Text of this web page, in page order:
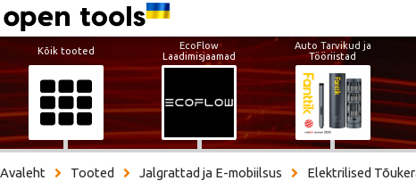
Kõik tooted
EcoFlow
Laadimisjaamad
Auto Tarvikud ja
Tööriistad
Avaleht Tooted Jalgrattad ja E-mobiilsus Elektrilised